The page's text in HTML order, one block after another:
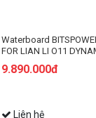
Waterboard
FOR LIAN LI O11
9.890.000đ
Liên hệ